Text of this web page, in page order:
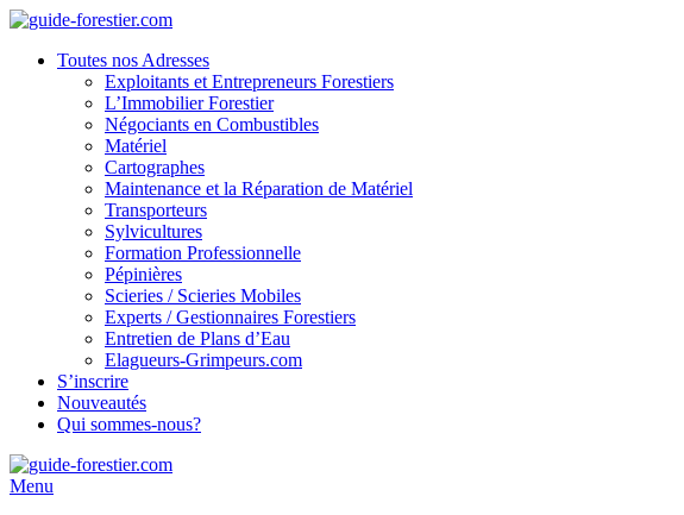
Toutes nos Adresses
Exploitants et Entrepreneurs Forestiers
L’Immobilier Forestier
Négociants en Combustibles
Matériel
Cartographes
Maintenance et la Réparation de Matériel
Transporteurs
Sylvicultures
Formation Professionnelle
Pépinières
Scieries / Scieries Mobiles
Experts / Gestionnaires Forestiers
Entretien de Plans d’Eau
Elagueurs-Grimpeurs.com
S’inscrire
Nouveautés
Qui sommes-nous?
Menu